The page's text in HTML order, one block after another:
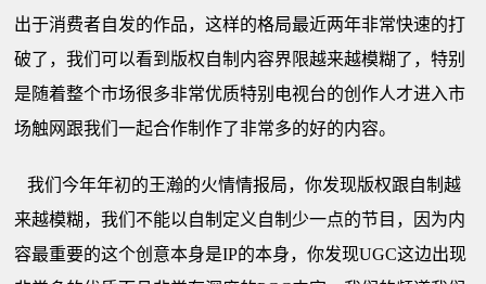
出于消费者自发的作品，这样的格局最近两年非常快速的打
破了，我们可以看到版权自制内容界限越来越模糊了，特别
是随着整个市场很多非常优质特别电视台的创作人才进入市
场触网跟我们一起合作制作了非常多的好的内容。
我们今年年初的王瀚的火情情报局，你发现版权跟自制越
来越模糊，我们不能以自制定义自制少一点的节目，因为内
容最重要的这个创意本身是IP的本身，你发现UGC这边出现